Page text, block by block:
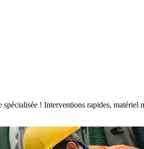
spécialisée ! Interventions rapides,